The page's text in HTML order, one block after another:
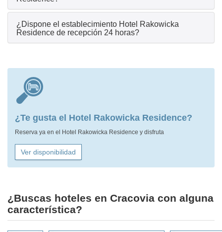
¿Dispone el establecimiento Hotel Rakowicka
Residence de recepción 24 horas?
¿Te gusta el Hotel Rakowicka Residence?
Reserva ya en el Hotel Rakowicka Residence y disfruta
Ver disponibilidad
¿Buscas hoteles en Cracovia con alguna
característica?